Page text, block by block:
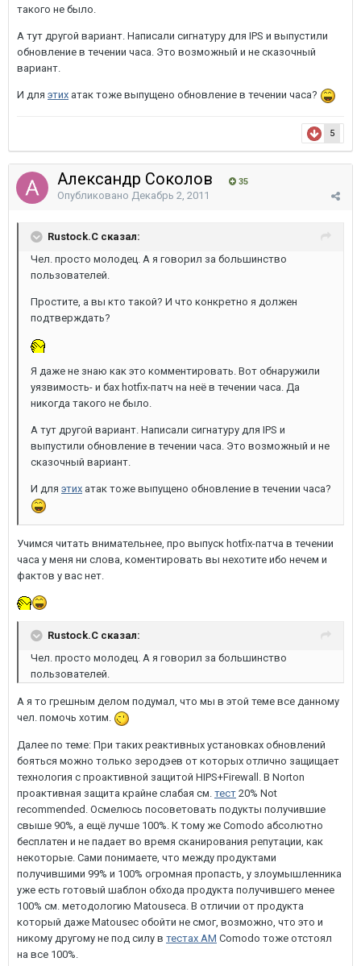
такого не было.
А тут другой вариант. Написали сигнатуру для IPS и выпустили
обновление в течении часа. Это возможный и не сказочный
вариант.
И для этих атак тоже выпущено обновление в течении часа?
5
Александр Соколов 35
Опубликовано Декабрь 2, 2011
Rustock.C сказал:
Чел. просто молодец. А я говорил за большинство
пользователей.
Простите, а вы кто такой? И что конкретно я должен
подтверждать?
Я даже не знаю как это комментировать. Вот обнаружили
уязвимость- и бах hotfix-патч на неё в течении часа. Да
никогда такого не было.
А тут другой вариант. Написали сигнатуру для IPS и
выпустили обновление в течении часа. Это возможный и не
сказочный вариант.
И для этих атак тоже выпущено обновление в течении часа?
Учимся читать внимательнее, про выпуск hotfix-патча в течении
часа у меня ни слова, коментировать вы нехотите ибо нечем и
фактов у вас нет.
Rustock.C сказал:
Чел. просто молодец. А я говорил за большинство
пользователей.
А я то грешным делом подумал, что мы в этой теме все данному
чел. помочь хотим.
Далее по теме: При таких реактивных установках обновлений
бояться можно только зеродэев от которых отлично защищает
технология с проактивной защитой HIPS+Firewall. В Norton
проактивная защита крайне слабая см. тест 20% Not
recommended. Осмелюсь посоветовать подукты получившие
свыше 90%, а ещё лучше 100%. К тому же Comodo абсолютно
бесплатен и не падает во время сканирования репутации, как
некоторые. Сами понимаете, что между продуктами
получившими 99% и 100% огромная пропасть, у злоумышленника
уже есть готовый шаблон обхода продукта получившего менее
100% см. методологию Matouseca. В отличии от продукта
который даже Matousec обойти не смог, возможно, что это и
никому другому не под силу в тестах АМ Comodo тоже отстоял
на все 100%.